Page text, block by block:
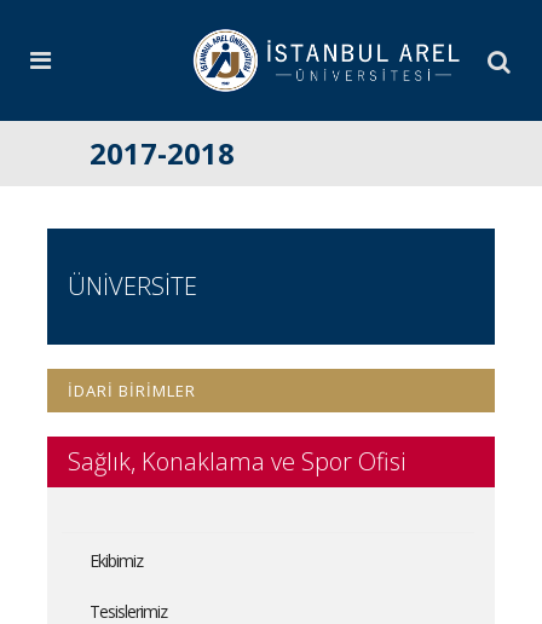
2017-2018
ÜNİVERSİTE
İDARİ BİRİMLER
Sağlık, Konaklama ve Spor Ofisi
Ekibimiz
Tesislerimiz